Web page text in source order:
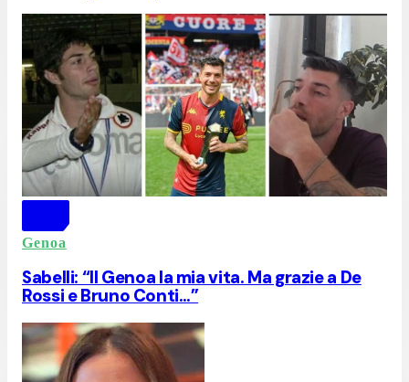
Genoa
Sabelli: “Il Genoa la mia vita. Ma grazie a De
Rossi e Bruno Conti…”